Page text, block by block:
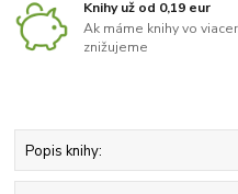
Knihy už od 0,19 eur
Ak máme knihy vo
znižujeme
Popis knihy: